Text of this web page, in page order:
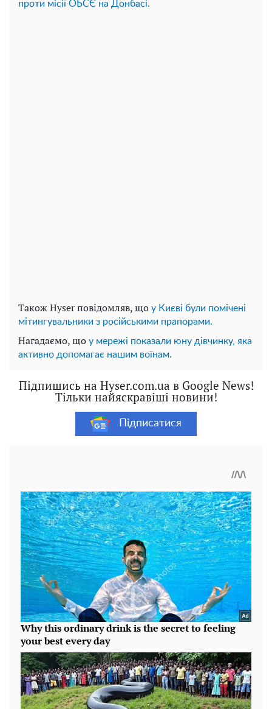
проти місії ОБСЄ на Донбасі.
Також Hyser повідомляв, що у Києві були помічені
мітингувальники з російськими прапорами.
Нагадаємо, що у мережі показали юну дівчинку, яка
активно допомагає нашим воїнам.
Підпишись на Hyser.com.ua в Google News!
Тільки найяскравіші новини!
Підписатися